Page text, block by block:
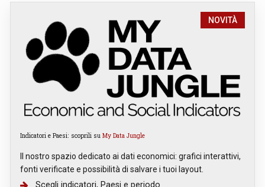
NOVITÀ
Indicatori e Paesi: scoprili su My Data Jungle
Il nostro spazio dedicato ai dati economici: grafici interattivi,
fonti verificate e possibilità di salvare i tuoi layout.
Scegli indicatori, Paesi e periodo